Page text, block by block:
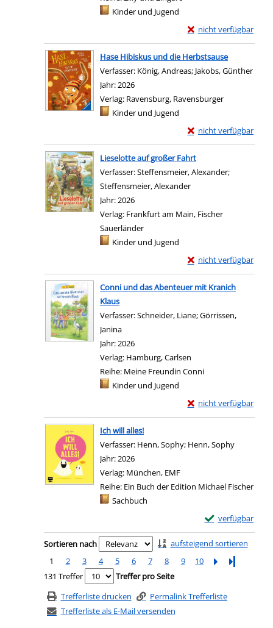
Mediengruppe:
Kinder und Jugend
nicht verfügbar
Exemplar-Details von
Hase Hibiskus und die Herbstsause
Verfasser: König, Andreas; Jakobs, Günther
Jahr:2026
Verlag: Ravensburg, Ravensburger
Mediengruppe:
Kinder und Jugend
nicht verfügbar
Exemplar-Details von
Lieselotte auf großer Fahrt
Verfasser:Steffensmeier, Alexander;
Steffensmeier, Alexander
Jahr:2026
Verlag: Frankfurt am Main, Fischer
Sauerländer
Mediengruppe:
Kinder und Jugend
nicht verfügbar
Exemplar-Details von
Conni und das Abenteuer mit Kranich
Klaus
Verfasser:Schneider, Liane;Görrissen,
Janina
Jahr:2026
Verlag: Hamburg, Carlsen
Reihe: Meine Freundin Conni
Mediengruppe:
Kinder und Jugend
nicht verfügbar
Exemplar-Details von
Ich will alles!
Verfasser: Henn, Sophy; Henn, Sophy
Jahr:2026
Verlag: München, EMF
Reihe: Ein Buch der Edition Michael Fischer
Mediengruppe:
Sachbuch
verfügbar
Exemplar-Details
Zu den Suchfiltern springen
Sortieren nach
aufsteigend sortieren
1
2 3 4 5 6 7 8 9 10
Letzte Seite
131 Treffer
Treffer pro Seite
Trefferliste drucken
Permalink Trefferliste
Trefferliste als E-Mail versenden